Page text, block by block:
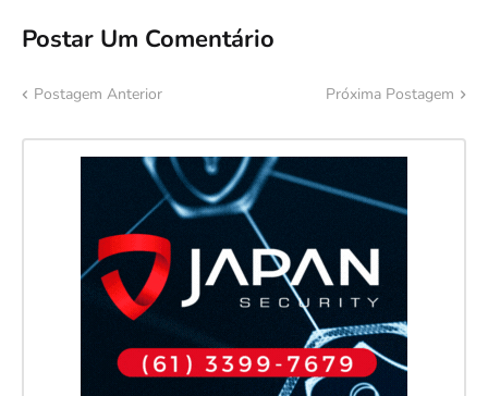
Postar Um Comentário
Postagem Anterior Próxima Postagem